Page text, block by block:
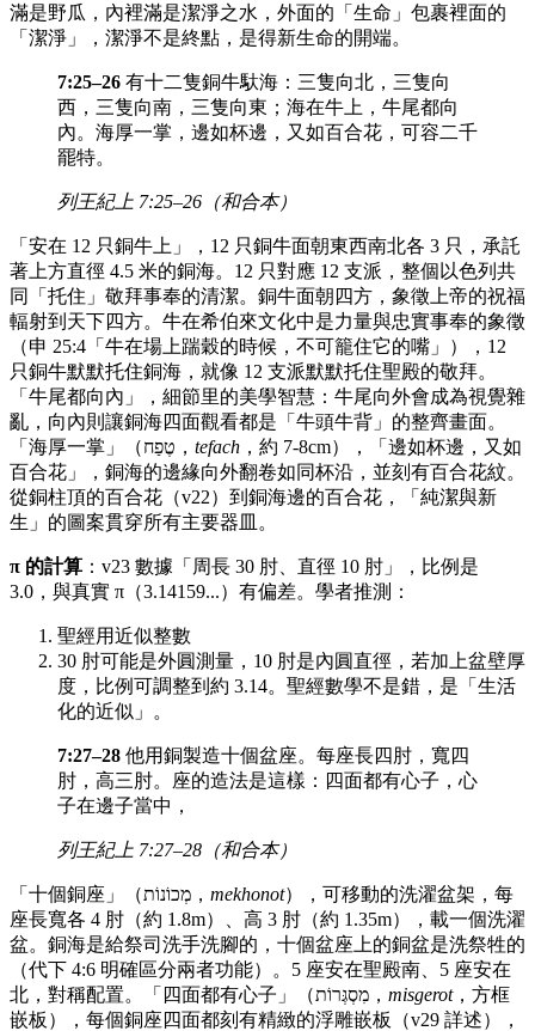
滿是野瓜，內裡滿是潔淨之水，外面的「生命」包裹裡面的
「潔淨」，潔淨不是終點，是得新生命的開端。
7:25–26 有十二隻銅牛馱海：三隻向北，三隻向
西，三隻向南，三隻向東；海在牛上，牛尾都向
內。海厚一掌，邊如杯邊，又如百合花，可容二千
罷特。
列王紀上 7:25–26（和合本）
「安在 12 只銅牛上」，12 只銅牛面朝東西南北各 3 只，承託
著上方直徑 4.5 米的銅海。12 只對應 12 支派，整個以色列共
同「托住」敬拜事奉的清潔。銅牛面朝四方，象徵上帝的祝福
輻射到天下四方。牛在希伯來文化中是力量與忠實事奉的象徵
（申 25:4「牛在場上踹穀的時候，不可籠住它的嘴」），12
只銅牛默默托住銅海，就像 12 支派默默托住聖殿的敬拜。
「牛尾都向內」，細節里的美學智慧：牛尾向外會成為視覺雜
亂，向內則讓銅海四面觀看都是「牛頭牛背」的整齊畫面。
「海厚一掌」（טֶפַח， tefach ，約 7-8cm），「邊如杯邊，又如
百合花」，銅海的邊緣向外翻卷如同杯沿，並刻有百合花紋。
從銅柱頂的百合花（v22）到銅海邊的百合花，「純潔與新
生」的圖案貫穿所有主要器皿。
π 的計算 ：v23 數據「周長 30 肘、直徑 10 肘」，比例是
3.0，與真實 π（3.14159...）有偏差。學者推測：
聖經用近似整數
30 肘可能是外圓測量，10 肘是內圓直徑，若加上盆壁厚
度，比例可調整到約 3.14。聖經數學不是錯，是「生活
化的近似」。
7:27–28 他用銅製造十個盆座。每座長四肘，寬四
肘，高三肘。座的造法是這樣：四面都有心子，心
子在邊子當中，
列王紀上 7:27–28（和合本）
「十個銅座」（מְכוֹנוֹת， mekhonot），可移動的洗濯盆架，每
座長寬各 4 肘（約 1.8m）、高 3 肘（約 1.35m），載一個洗濯
盆。銅海是給祭司洗手洗腳的，十個盆座上的銅盆是洗祭牲的
（代下 4:6 明確區分兩者功能）。5 座安在聖殿南、5 座安在
北，對稱配置。「四面都有心子」（מִסְגְּרוֹת， misgerot，方框
嵌板），每個銅座四面都刻有精緻的浮雕嵌板（v29 詳述），